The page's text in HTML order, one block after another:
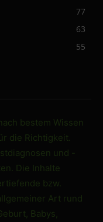
77
63
55
bestem Wissen
die Richtigkeit.
und -
Die Inhalte
bzw.
Art rund
Babys,